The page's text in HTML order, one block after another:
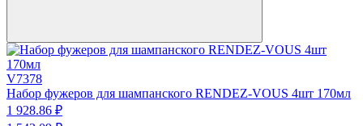
V7378
Набор фужеров для шампанского RENDEZ-VOUS 4шт 170мл
1 928.86 ₽